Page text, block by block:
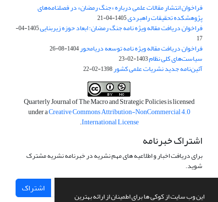
این وب سایت از کوکی ها برای اطمینان از ارائه بهترین
فراخوان انتشار مقالات علمی درباره «جنگ رمضان» در فصلنامه‌های
پژوهشکده تحقیقات راهبردی1405-04-21
فراخوان دریافت مقاله ویژه نامه جنگ رمضان؛ ابعاد حوزه زیربنایی
1405-04-
17
فراخوان دریافت مقاله ویژه نامه توسعه دریامحور1404-08-26
سیاست‌های کلی نظام1403-02-23
آئین‌نامه جدید نشریات علمی کشور1398-02-22
Quarterly Journal of The Macro and Strategic Policies is licensed
under aCreative Commons Attribution-NonCommercial 4.0
International License
.
اشتراک خبرنامه
برای دریافت اخبار و اطلاعیه های مهم نشریه در خبرنامه نشریه مشترک
شوید.
اشتراک